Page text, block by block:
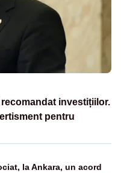
investițiilor.
pentru
la Ankara, un acord